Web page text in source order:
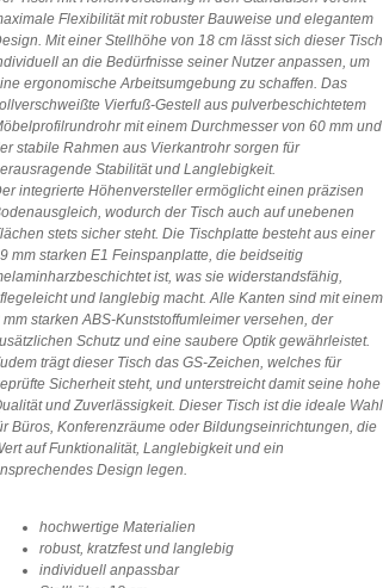
Flexibilität mit robuster Bauweise und elegantem
Mit einer Stellhöhe von 18 cm lässt sich dieser Tisch
an die Bedürfnisse seiner Nutzer anpassen, um
ergonomische Arbeitsumgebung zu schaffen. Das
Vierfuß-Gestell aus pulverbeschichtetem
mit einem Durchmesser von 60 mm und
stabile Rahmen aus Vierkantrohr sorgen für
Stabilität und Langlebigkeit.
integrierte Höhenversteller ermöglicht einen präzisen
wodurch der Tisch auch auf unebenen
stets sicher steht. Die Tischplatte besteht aus einer
mm starken E1 Feinspanplatte, die beidseitig
ist, was sie widerstandsfähig,
und langlebig macht. Alle Kanten sind mit einem
mm starken ABS-Kunststoffumleimer versehen, der
Schutz und eine saubere Optik gewährleistet.
trägt dieser Tisch das GS-Zeichen, welches für
Sicherheit steht, und unterstreicht damit seine hohe
und Zuverlässigkeit. Dieser Tisch ist die ideale Wahl
Büros, Konferenzräume oder Bildungseinrichtungen, die
auf Funktionalität, Langlebigkeit und ein
Design legen.
hochwertige Materialien
robust, kratzfest und langlebig
individuell anpassbar